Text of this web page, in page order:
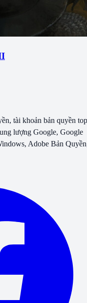
tài khoản bản quyền top
lượng Google, Google
Adobe Bản